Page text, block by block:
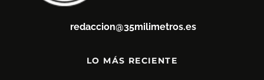
redaccion@35milimetros.es
LO MÁS RECIENTE